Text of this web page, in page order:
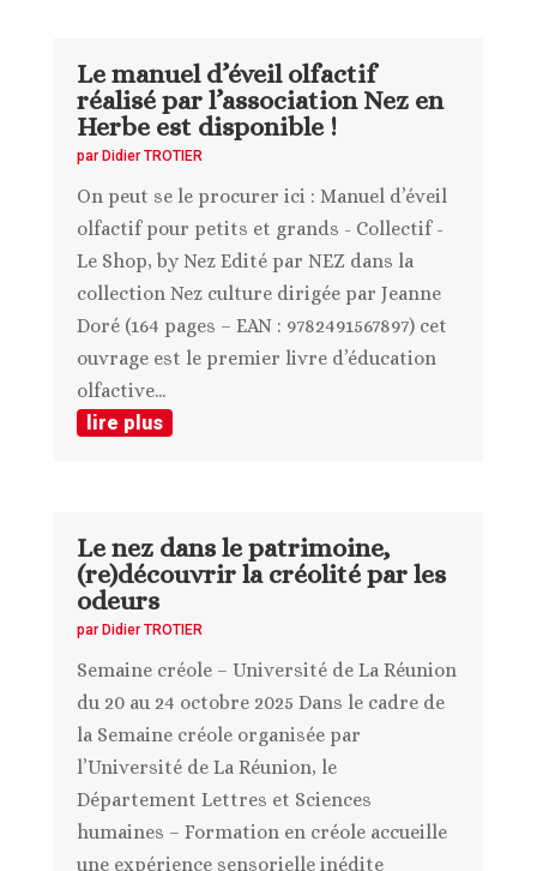
Le manuel d’éveil olfactif
réalisé par l’association Nez en
Herbe est disponible !
par Didier TROTIER
On peut se le procurer ici : Manuel d’éveil
olfactif pour petits et grands - Collectif -
Le Shop, by Nez Edité par NEZ dans la
collection Nez culture dirigée par Jeanne
Doré (164 pages – EAN : 9782491567897) cet
ouvrage est le premier livre d’éducation
olfactive...
lire plus
Le nez dans le patrimoine,
(re)découvrir la créolité par les
odeurs
par Didier TROTIER
Semaine créole – Université de La Réunion
du 20 au 24 octobre 2025 Dans le cadre de
la Semaine créole organisée par
l’Université de La Réunion, le
Département Lettres et Sciences
humaines – Formation en créole accueille
une expérience sensorielle inédite